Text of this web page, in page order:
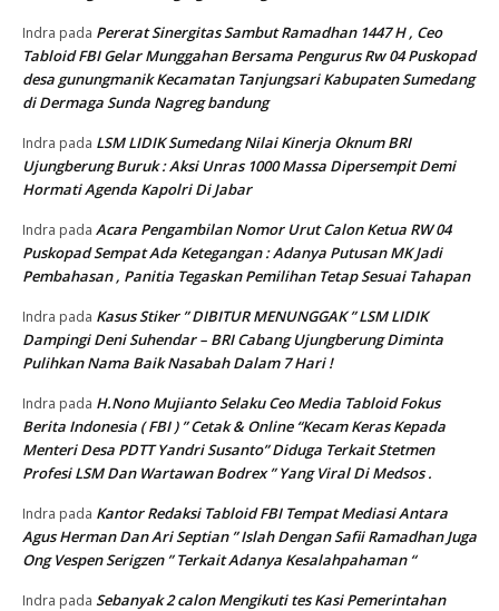
Indra pada Pererat Sinergitas Sambut Ramadhan 1447 H , Ceo
Tabloid FBI Gelar Munggahan Bersama Pengurus Rw 04 Puskopad
desa gunungmanik Kecamatan Tanjungsari Kabupaten Sumedang
di Dermaga Sunda Nagreg bandung
Indra pada LSM LIDIK Sumedang Nilai Kinerja Oknum BRI
Ujungberung Buruk : Aksi Unras 1000 Massa Dipersempit Demi
Hormati Agenda Kapolri Di Jabar
Indra pada Acara Pengambilan Nomor Urut Calon Ketua RW 04
Puskopad Sempat Ada Ketegangan : Adanya Putusan MK Jadi
Pembahasan , Panitia Tegaskan Pemilihan Tetap Sesuai Tahapan
Indra pada Kasus Stiker ” DIBITUR MENUNGGAK ” LSM LIDIK
Dampingi Deni Suhendar – BRI Cabang Ujungberung Diminta
Pulihkan Nama Baik Nasabah Dalam 7 Hari !
Indra pada H.Nono Mujianto Selaku Ceo Media Tabloid Fokus
Berita Indonesia ( FBI ) ” Cetak & Online “Kecam Keras Kepada
Menteri Desa PDTT Yandri Susanto” Diduga Terkait Stetmen
Profesi LSM Dan Wartawan Bodrex ” Yang Viral Di Medsos .
Indra pada Kantor Redaksi Tabloid FBI Tempat Mediasi Antara
Agus Herman Dan Ari Septian ” Islah Dengan Safii Ramadhan Juga
Ong Vespen Serigzen ” Terkait Adanya Kesalahpahaman “
Indra pada Sebanyak 2 calon Mengikuti tes Kasi Pemerintahan